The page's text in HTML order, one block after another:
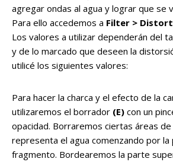
agregar ondas al agua y lograr que se
Para ello accedemos a Filter > Distort
Los valores a utilizar dependerán del
y de lo marcado que deseen la
utilicé los siguientes valores:
Para hacer la charca y el efecto de la
utilizaremos el borrador (E) con un
opacidad. Borraremos ciertas áreas de
representa el agua comenzando por
fragmento. Bordearemos la parte